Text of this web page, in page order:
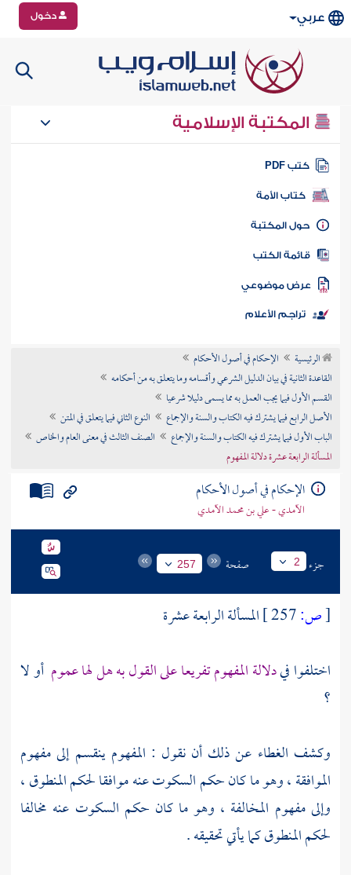
عربي دخول
المكتبة الإسلامية
كتب PDF
كتاب الأمة
المكتبة
الكتب
موضوعي
تراجم الأعلام
الرئيسية
الإحكام في أصول الأحكام
القاعدة الثانية في بيان الدليل الشرعي وأقسامه وما يتعلق به من أحكامه
القسم الأول فيما يجب العمل به مما يسمى دليلا شرعيا
الأصل الرابع فيما يشترك فيه الكتاب والسنة والإجماع
النوع الثاني فيما يتعلق في المتن
الباب الأول فيما يشترك فيه الكتاب والسنة والإجماع
الصنف الثالث في معنى العام والخاص
المسألة الرابعة عشرة دلالة المفهوم
الإحكام في أصول الأحكام
الآمدي - علي بن محمد الآمدي
جزء 2 صفحة 257
[ص:
المسألة الرابعة عشرة
اختلفوا فيدلالة المفهوم تفريعا على القول به هل لها عموم أو لا
؟
وكشف الغطاء عن ذلك أن نقول : المفهوم ينقسم إلى مفهوم
الموافقة ، وهو ما كان حكم السكوت عنه موافقا لحكم المنطوق ،
وإلى مفهوم المخالفة ، وهو ما كان حكم السكوت عنه مخالفا
لحكم المنطوق كما يأتي تحقيقه .